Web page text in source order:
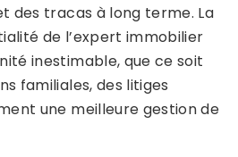
des tracas à long terme. La
de l’expert immobilier
inestimable, que ce soit
familiales, des litiges
une meilleure gestion de